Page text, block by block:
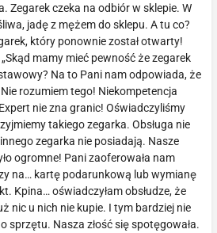
Zegarek czeka na odbiór w sklepie. W
jadę z mężem do sklepu. A tu co?
który ponownie został otwarty!
mamy mieć pewność że zegarek
Na to Pani nam odpowiada, że
rozumiem tego! Niekompetencja
nie zna granic! Oświadczyliśmy
takiego zegarka. Obsługa nie
zegarka nie posiadają. Nasze
ogromne! Pani zaoferowała nam
na… kartę podarunkową lub wymianę
Kpina… oświadczyłam obsłudze, że
nic u nich nie kupie. I tym bardziej nie
sprzętu. Nasza złość się spotęgowała.